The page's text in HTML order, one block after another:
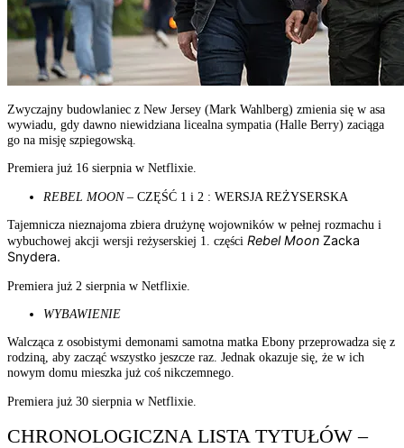
Zwyczajny budowlaniec z New Jersey (Mark Wahlberg) zmienia się w asa
wywiadu, gdy dawno niewidziana licealna sympatia (Halle Berry) zaciąga
go na misję szpiegowską.
Premiera już 16 sierpnia w Netflixie.
REBEL MOON– CZĘŚĆ 1 i 2 : WERSJA REŻYSERSKA
Tajemnicza nieznajoma zbiera drużynę wojowników w pełnej rozmachu i
wybuchowej akcji wersji reżyserskiej 1. części Rebel Moon Zacka
Snydera.
Premiera już 2 sierpnia w Netflixie.
WYBAWIENIE
Walcząca z osobistymi demonami samotna matka Ebony przeprowadza się z
rodziną, aby zacząć wszystko jeszcze raz. Jednak okazuje się, że w ich
nowym domu mieszka już coś nikczemnego.
Premiera już 30 sierpnia w Netflixie.
CHRONOLOGICZNA LISTA TYTUŁÓW –